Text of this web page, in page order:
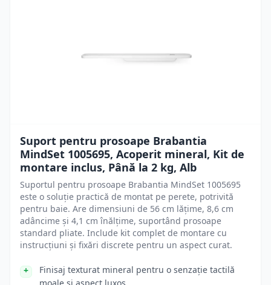
Suport pentru prosoape Brabantia
MindSet 1005695, Acoperit mineral, Kit de
montare inclus, Până la 2 kg, Alb
Suportul pentru prosoape Brabantia MindSet 1005695
este o soluție practică de montat pe perete, potrivită
pentru baie. Are dimensiuni de 56 cm lățime, 8,6 cm
adâncime și 4,1 cm înălțime, suportând prosoape
standard pliate. Include kit complet de montare cu
instrucțiuni și fixări discrete pentru un aspect curat.
Finisaj texturat mineral pentru o senzație tactilă